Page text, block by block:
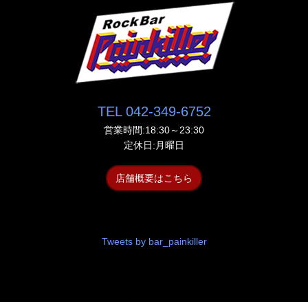
TEL 042-349-6752
営業時間:18:30～23:30
定休日:月曜日
店舗概要はこちら
Tweets by bar_painkiller